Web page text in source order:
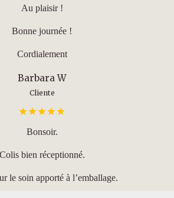
Au plaisir !
Bonne journée !
Cordialement
Barbara W
Cliente
Bonsoir.
Colis bien réceptionné.
le soin apporté à l’emballage.